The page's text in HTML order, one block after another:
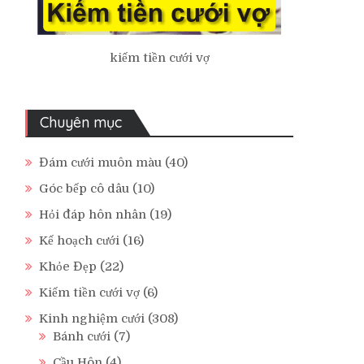
kiếm tiền cưới vợ
Chuyên mục
Đám cưới muôn màu (40)
Góc bếp cô dâu (10)
Hỏi đáp hôn nhân (19)
Kế hoạch cưới (16)
Khỏe Đẹp (22)
Kiếm tiền cưới vợ (6)
Kinh nghiệm cưới (308)
Bánh cưới (7)